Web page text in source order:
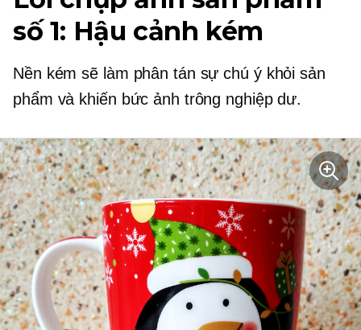
số 1: Hậu cảnh kém
Nền kém sẽ làm phân tán sự chú ý khỏi sản
phẩm và khiến bức ảnh trông nghiệp dư.